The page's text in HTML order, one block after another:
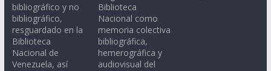
bibliográfico y no
bibliográfico,
resguardado en la
Biblioteca
Nacional de
Venezuela, así
Biblioteca
Nacional como
memoria colectiva
bibliográfica,
hemerográfica y
audiovisual del